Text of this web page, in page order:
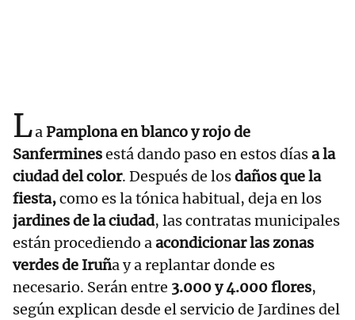
LaPamplona en blanco y rojo de
Sanferminesestá dando paso en estos díasa la
ciudad del color. Después de losdaños que la
fiesta,como es la tónica habitual, deja en los
jardines de la ciudad, las contratas municipales
están procediendo aacondicionar las zonas
verdes de Iruña y a replantar donde es
necesario. Serán entre 3.000 y 4.000 flores,
según explican desde el servicio de Jardines del